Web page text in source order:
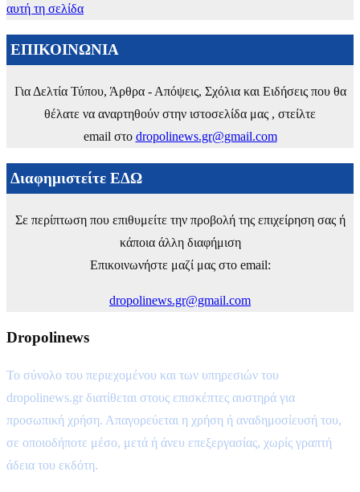
αυτή τη σελίδα
ΕΠΙΚΟΙΝΩΝΙΑ
Για Δελτία Τύπου, Άρθρα - Απόψεις, Σχόλια και Ειδήσεις που θα
θέλατε να αναρτηθούν στην ιστοσελίδα μας , στείλτε
email στο dropolinews.gr@gmail.com
Διαφημιστείτε ΕΔΩ
Σε περίπτωση που επιθυμείτε την προβολή της επιχείρηση σας ή
κάποια άλλη διαφήμιση
Επικοινωνήστε μαζί μας στο email:
dropolinews.gr@gmail.com
Dropolinews
Το σύνολο του περιεχομένου και των υπηρεσιών του
dropolinews.gr διατίθεται στους επισκέπτες αυστηρά για
προσωπική χρήση. Απαγορεύεται η χρήση ή αναδημοσίευσή του,
σε οποιοδήποτε μέσο, μετά ή άνευ επεξεργασίας, χωρίς γραπτή
άδεια του εκδότη.